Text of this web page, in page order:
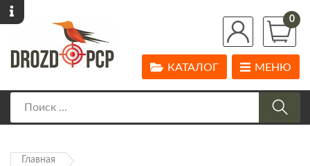
0
МЕНЮ
КАТАЛОГ
Главная